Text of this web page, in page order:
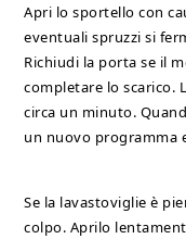
Apri lo sportello con
eventuali spruzzi si
Richiudi la porta se il
completare lo scarico.
circa un minuto.
un nuovo programma
Se la lavastoviglie è
colpo. Aprilo